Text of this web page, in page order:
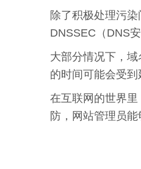
除了积极处理污
DNSSEC（DNS
大部分情况下，
的时间可能会受
在互联网的世界
防，网站管理员